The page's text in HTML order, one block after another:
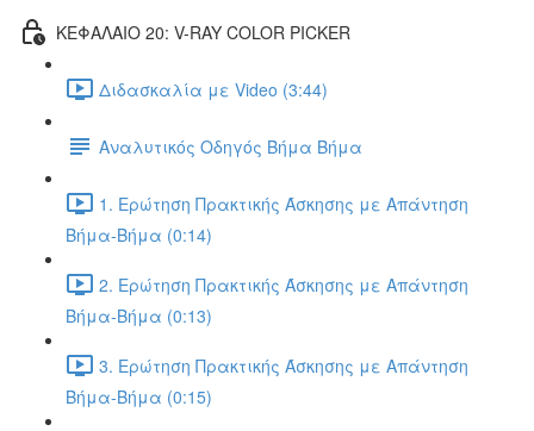
ΚΕΦΑΛΑΙΟ 20: V-RAY COLOR PICKER
Διδασκαλία με Video (3:44)
Αναλυτικός Οδηγός Βήμα Βήμα
1. Ερώτηση Πρακτικής Άσκησης με Απάντηση
Βήμα-Βήμα (0:14)
2. Ερώτηση Πρακτικής Άσκησης με Απάντηση
Βήμα-Βήμα (0:13)
3. Ερώτηση Πρακτικής Άσκησης με Απάντηση
Βήμα-Βήμα (0:15)